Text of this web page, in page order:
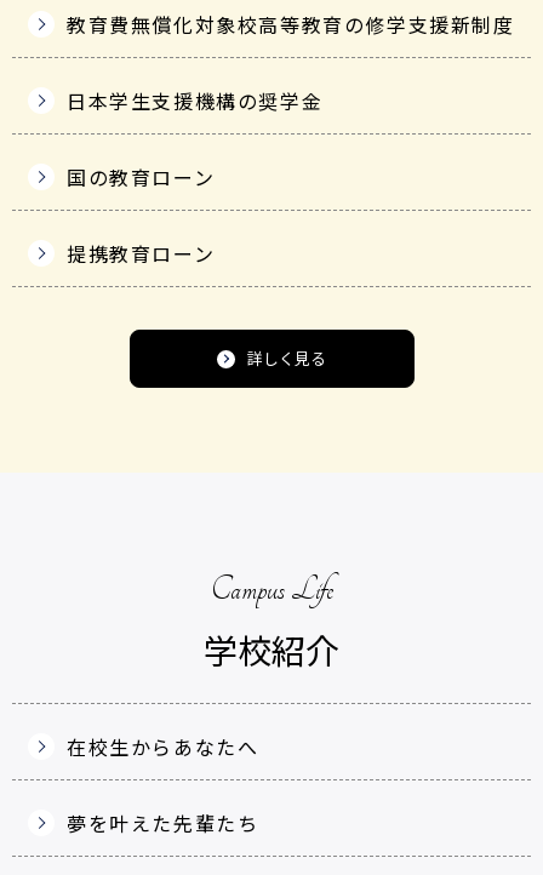
教育費無償化対象校高等教育の修学支援新制度
日本学生支援機構の奨学金
国の教育ローン
提携教育ローン
詳しく見る
Campus Life
学校紹介
在校生からあなたへ
夢を叶えた先輩たち